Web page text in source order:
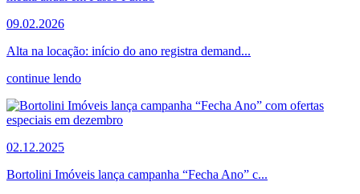
09.02.2026
Alta na locação: início do ano registra demand...
continue lendo
02.12.2025
Bortolini Imóveis lança campanha “Fecha Ano” c...